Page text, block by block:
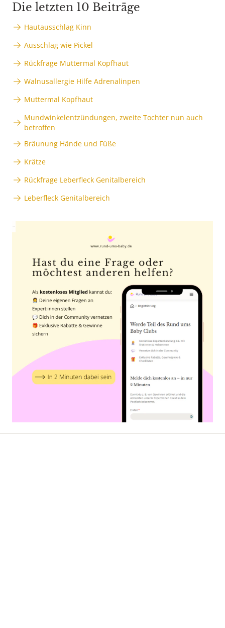
Die letzten 10 Beiträge
Hautausschlag Kinn
Ausschlag wie Pickel
Rückfrage Muttermal Kopfhaut
Walnusallergie Hilfe Adrenalinpen
Muttermal Kopfhaut
Mundwinkelentzündungen, zweite Tochter nun auch
betroffen
Bräunung Hände und Füße
Krätze
Rückfrage Leberfleck Genitalbereich
Leberfleck Genitalbereich